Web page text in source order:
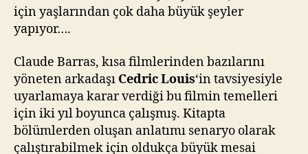
için yaşlarından çok daha büyük şeyler
yapıyor….
Claude Barras, kısa filmlerinden bazılarını
yöneten arkadaşı Cedric Louis‘in tavsiyesiyle
uyarlamaya karar verdiği bu filmin temelleri
için iki yıl boyunca çalışmış. Kitapta
bölümlerden oluşan anlatımı senaryo olarak
çalıştırabilmek için oldukça büyük mesai